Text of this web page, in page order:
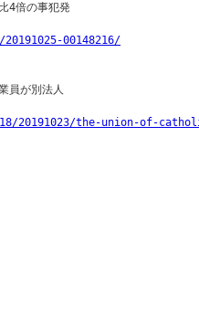
4倍の事犯発
00148216/
員が別法人
the-union-of-